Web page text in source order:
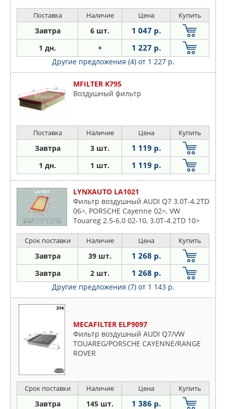
Поставка Наличие Цена Купить
Завтра 6 шт. 1 047 р.
1 дн. + 1 227 р.
Другие предложения (4) от 1 227 р.
MFILTER K795
Воздушный фильтр
Поставка Наличие Цена Купить
Завтра 3 шт. 1 119 р.
1 дн. 1 шт. 1 119 р.
LYNXAUTO LA1021
Фильтр воздушный AUDI Q7 3.0T-4.2TD
06>, PORSCHE Cayenne 02>, VW
Touareg 2.5-6.0 02-10, 3.0T-4.2TD 10>
Срок поставки Наличие Цена Купить
Завтра 39 шт. 1 268 р.
Завтра 2 шт. 1 268 р.
Другие предложения (7) от 1 143 р.
MECAFILTER ELP9097
Фильтр воздушный AUDI Q7/VW
TOUAREG/PORSCHE CAYENNE/RANGE
ROVER
Срок поставки Наличие Цена Купить
Завтра 145 шт. 1 386 р.